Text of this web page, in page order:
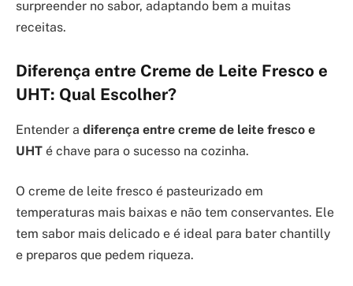
surpreender no sabor, adaptando bem a muitas
receitas.
Diferença entre Creme de Leite Fresco e
UHT: Qual Escolher?
Entender a diferença entre creme de leite fresco e
UHT é chave para o sucesso na cozinha.
O creme de leite fresco é pasteurizado em
temperaturas mais baixas e não tem conservantes. Ele
tem sabor mais delicado e é ideal para bater chantilly
e preparos que pedem riqueza.